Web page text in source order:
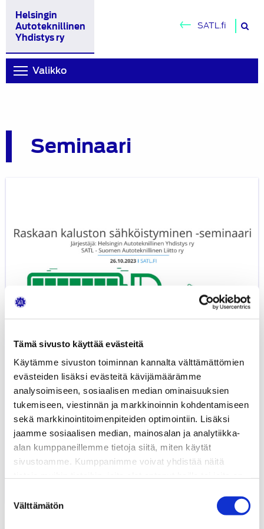
Tämä sivusto käyttää evästeitä
Käytämme sivuston toiminnan kannalta välttämättömien
evästeiden lisäksi evästeitä kävijämäärämme
analysoimiseen, sosiaalisen median ominaisuuksien
tukemiseen, viestinnän ja markkinoinnin kohdentamiseen
sekä markkinointitoimenpiteiden optimointiin. Lisäksi
jaamme sosiaalisen median, mainosalan ja analytiikka-
alan kumppaneillemme tietoja siitä, miten käytät
sivustoamme. Kumppanimme voivat yhdistää näitä
valinta
Välttämätön
Helsingin
Autoteknillinen
Yhdistys ry
SATL.fi
Valikko
Seminaari
Raskaan liikenteen sähköistyminen -
seminaarin tallenteet
seminaarin